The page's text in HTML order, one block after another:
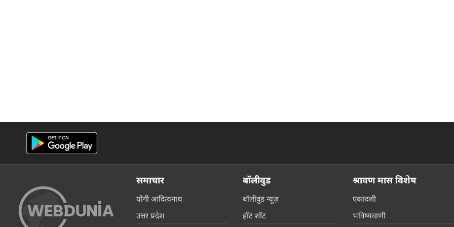
समाचार
योगी आदित्यनाथ
उत्तर प्रदेश
बॉलीवुड
बॉलीवुड न्यूज़
हॉट शॉट
श्रावण मास विशेष
एकादशी
भविष्यवाणी